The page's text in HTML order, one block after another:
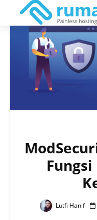
Lutfi Hanif